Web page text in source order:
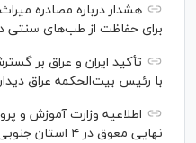
هشدار درباره مصادره
برای حفاظت از طب‌های سنتی
تأکید ایران و عراق بر
با رئیس بیت‌الحکمه عراق
اطلاعیه وزارت آموزش و
نهایی معوق در ۴ استان جنوبی کشور